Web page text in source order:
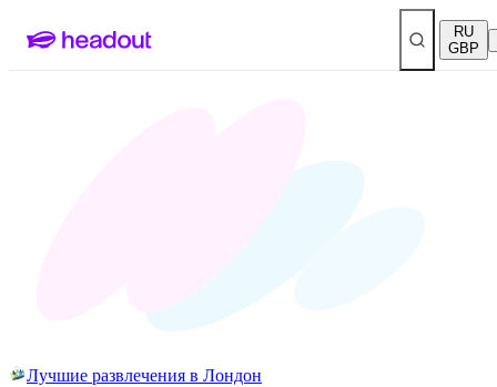
RU
GBP
Лучшие развлечения в Лондон